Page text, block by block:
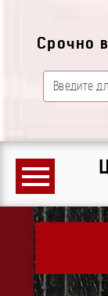
Срочно